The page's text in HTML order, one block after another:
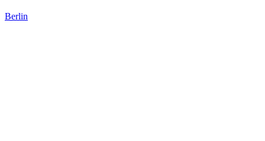
Berlin